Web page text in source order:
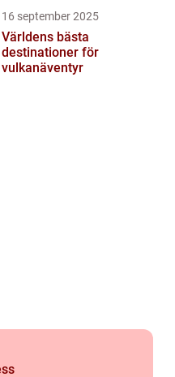
16 september 2025
Världens bästa
destinationer för
vulkanäventyr